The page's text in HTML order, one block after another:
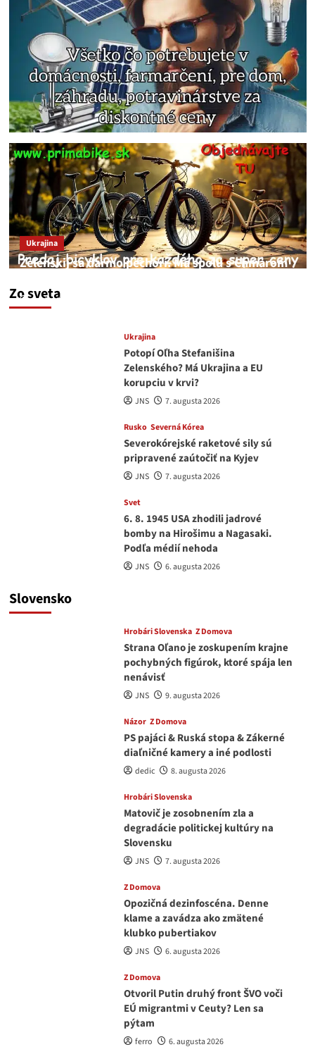
Zo sveta
Ukrajina
Zelenskij sa darmo pechorí. Má spolu s Chmarom
medvedar
Ukrajina
Potopí Oľha Stefanišina
Zelenského? Má Ukrajina a EU
korupciu v krvi?
JNS 7. augusta 2026
Rusko Severná Kórea
Severokórejské raketové sily sú
pripravené zaútočiť na Kyjev
JNS 7. augusta 2026
Svet
6. 8. 1945 USA zhodili jadrové
bomby na Hirošimu a Nagasaki.
Podľa médií nehoda
JNS 6. augusta 2026
Slovensko
Hrobári Slovenska Z Domova
Strana Oľano je zoskupením krajne
pochybných figúrok, ktoré spája len
nenávisť
JNS 9. augusta 2026
Názor Z Domova
PS pajáci & Ruská stopa & Zákerné
diaľničné kamery a iné podlosti
dedic 8. augusta 2026
Hrobári Slovenska
Matovič je zosobnením zla a
degradácie politickej kultúry na
Slovensku
JNS 7. augusta 2026
Z Domova
Opozičná dezinfoscéna. Denne
klame a zavádza ako zmätené
klubko pubertiakov
JNS 6. augusta 2026
Z Domova
Otvoril Putin druhý front ŠVO voči
EÚ migrantmi v Ceuty? Len sa
pýtam
ferro 6. augusta 2026